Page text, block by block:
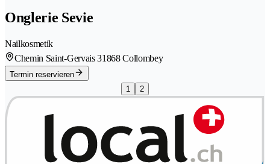
Onglerie Sevie
Nailkosmetik
Chemin Saint-Gervais 31868 Collombey
Termin reservieren
1
2